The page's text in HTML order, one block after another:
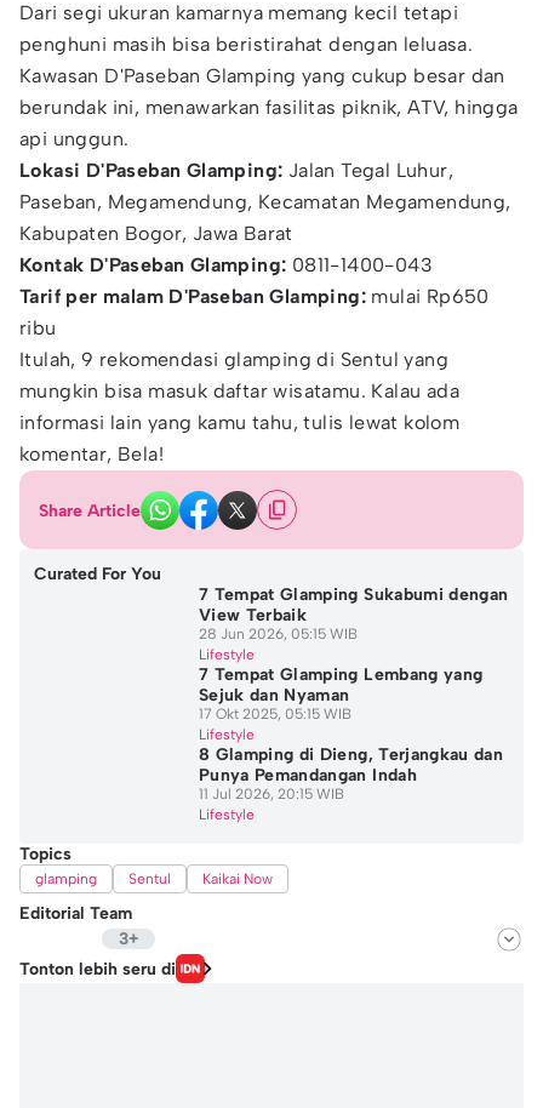
Dari segi ukuran kamarnya memang kecil tetapi
penghuni masih bisa beristirahat dengan leluasa.
Kawasan D'Paseban Glamping yang cukup besar dan
berundak ini, menawarkan fasilitas piknik, ATV, hingga
api unggun.
Lokasi D'Paseban Glamping: Jalan Tegal Luhur,
Paseban, Megamendung, Kecamatan Megamendung,
Kabupaten Bogor, Jawa Barat
Kontak D'Paseban Glamping: 0811-1400-043
Tarif per malam D'Paseban Glamping: mulai Rp650
ribu
Itulah, 9 rekomendasi glamping di Sentul yang
mungkin bisa masuk daftar wisatamu. Kalau ada
informasi lain yang kamu tahu, tulis lewat kolom
komentar, Bela!
Share Article
Curated For You
7 Tempat Glamping Sukabumi dengan
View Terbaik
28 Jun 2026, 05:15 WIB
Lifestyle
7 Tempat Glamping Lembang yang
Sejuk dan Nyaman
17 Okt 2025, 05:15 WIB
Lifestyle
8 Glamping di Dieng, Terjangkau dan
Punya Pemandangan Indah
11 Jul 2026, 20:15 WIB
Lifestyle
Topics
glamping Sentul Kaikai Now
Editorial Team
3+
Editor
Tonton lebih seru di